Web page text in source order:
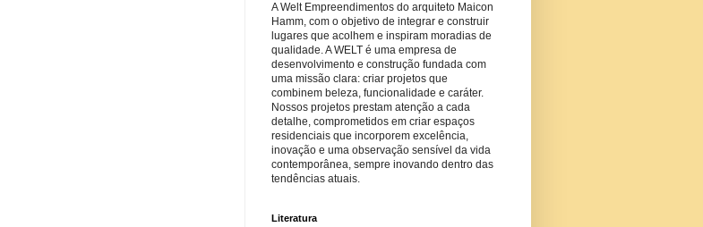
A Welt Empreendimentos do arquiteto Maicon
Hamm, com o objetivo de integrar e construir
lugares que acolhem e inspiram moradias de
qualidade. A WELT é uma empresa de
desenvolvimento e construção fundada com
uma missão clara: criar projetos que
combinem beleza, funcionalidade e caráter.
Nossos projetos prestam atenção a cada
detalhe, comprometidos em criar espaços
residenciais que incorporem excelência,
inovação e uma observação sensível da vida
contemporânea, sempre inovando dentro das
tendências atuais.
Literatura